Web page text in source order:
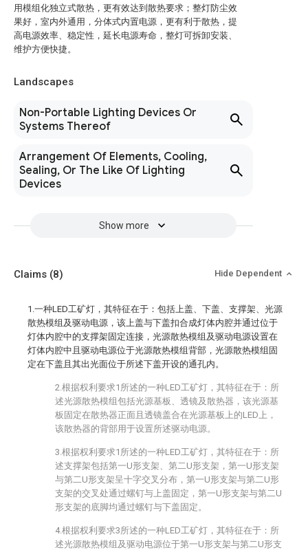
用模组化独立式散热，更有效达到散热要求；整灯防尘效
果好，室内外通用，分体式内置电源，更有利于散热，提
高电源效率、稳定性，延长电源寿命，整灯可拆卸安装、
维护方便快捷。
Landscapes
Non-Portable Lighting Devices Or
Systems Thereof
Arrangement Of Elements, Cooling,
Sealing, Or The Like Of Lighting
Devices
Show more
Claims (8) Hide Dependent
1.一种LED工矿灯，其特征在于：包括上盖、下盖、支撑架、光源
散热模组及驱动电源，该上盖与下盖扣合成灯体内腔并通过位于
灯体内腔中的支撑架固定连接，光源散热模组及驱动电源设置在
灯体内腔中且驱动电源位于光源散热模组背部，光源散热模组固
定在下盖且其出光面位于所述下盖开设的通孔内。
2.根据权利要求1所述的一种LED工矿灯，其特征在于：所
述光源散热模组包括光源基板、透镜及散热器，该光源基
板固定在散热器正面且透镜盖合在光源基板上的LED上，
该散热器的背部用于设置所述驱动电源。
3.根据权利要求1所述的一种LED工矿灯，其特征在于：所
述支撑架包括第一U形支架、第二U形支架，第一U形支架
与第二U形支架呈十字交叉分布，第一U形支架与第二U形
支架的交叉处通过螺钉与上盖固定，第一U形支架与第二U
形支架的底脚均通过螺钉与下盖固定。
4.根据权利要求3所述的一种LED工矿灯，其特征在于：所
述光源散热模组及驱动电源位于第一U形支架与第二U形支